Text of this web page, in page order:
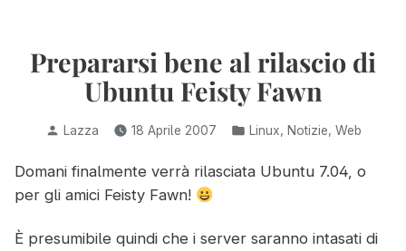
Prepararsi bene al rilascio di
Ubuntu Feisty Fawn
Pubblicato
Lazza 18 Aprile 2007
Pubblicato
Linux Notizie Web
Domani finalmente verrà rilasciata Ubuntu 7.04, o
per gli amici Feisty Fawn!
È presumibile quindi che i server saranno intasati di